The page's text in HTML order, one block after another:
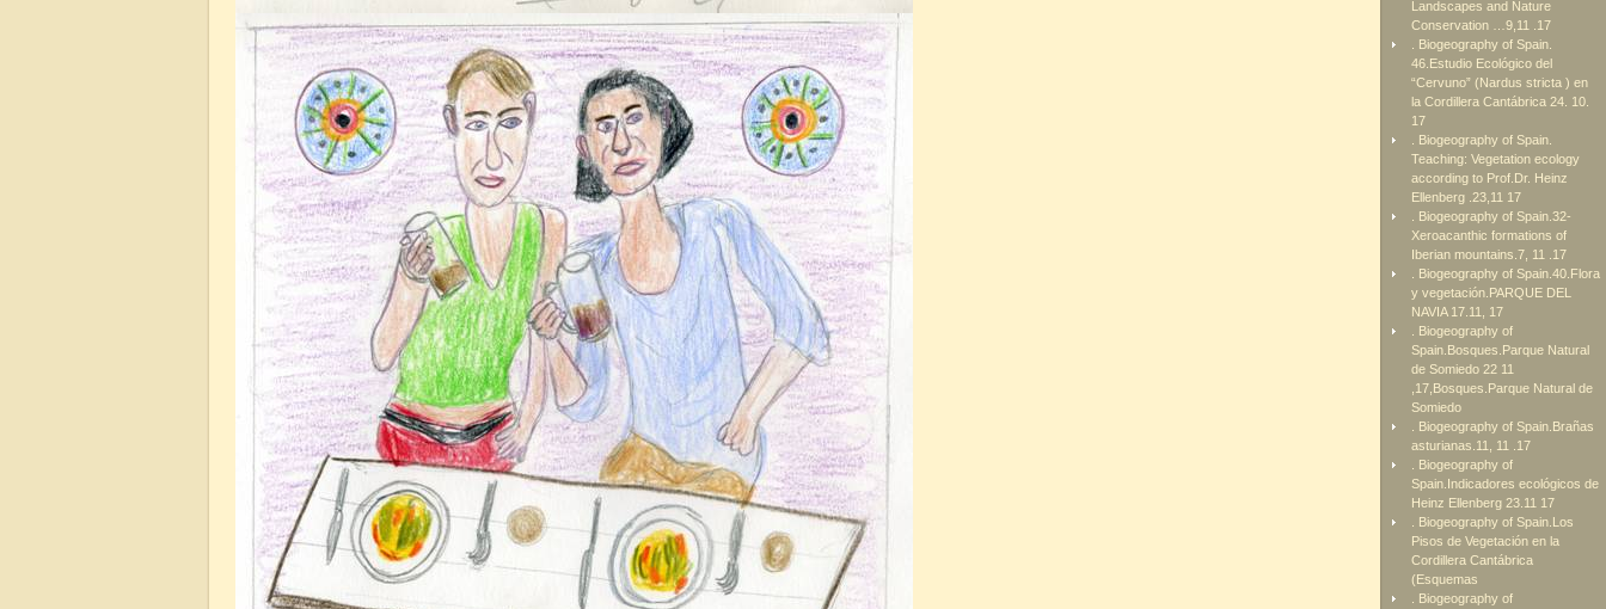
Landscapes and Nature
Conservation …9,11 .17
. Biogeography of Spain.
46.Estudio Ecológico del
“Cervuno” (Nardus stricta ) en
la Cordillera Cantábrica 24. 10.
17
. Biogeography of Spain.
Teaching: Vegetation ecology
according to Prof.Dr. Heinz
Ellenberg .23,11 17
. Biogeography of Spain.32-
Xeroacanthic formations of
Iberian mountains.7, 11 .17
. Biogeography of Spain.40.Flora
y vegetación.PARQUE DEL
NAVIA 17.11, 17
. Biogeography of
Spain.Bosques.Parque Natural
de Somiedo 22 11
,17,Bosques.Parque Natural de
Somiedo
. Biogeography of Spain.Brañas
asturianas.11, 11 .17
. Biogeography of
Spain.Indicadores ecológicos de
Heinz Ellenberg 23.11 17
. Biogeography of Spain.Los
Pisos de Vegetación en la
Cordillera Cantábrica
(Esquemas
. Biogeography of